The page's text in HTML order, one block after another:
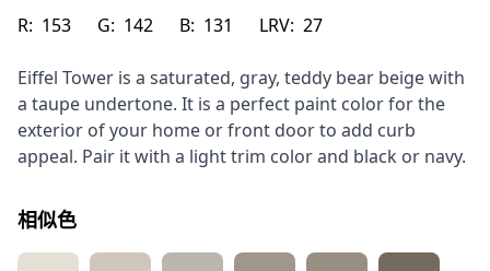
R: 153 G: 142 B: 131 LRV: 27
Eiffel Tower is a saturated, gray, teddy bear beige with
a taupe undertone. It is a perfect paint color for the
exterior of your home or front door to add curb
appeal. Pair it with a light trim color and black or navy.
相似色